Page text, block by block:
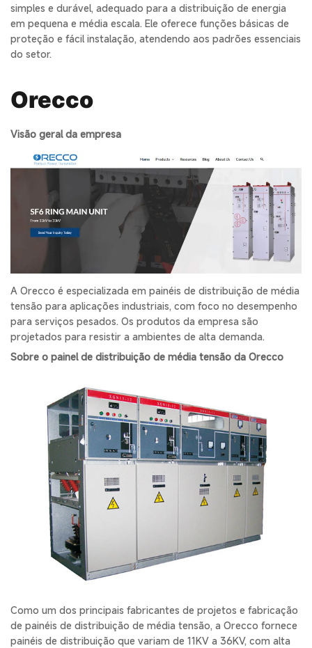
simples e durável, adequado para a distribuição de energia
em pequena e média escala. Ele oferece funções básicas de
proteção e fácil instalação, atendendo aos padrões essenciais
do setor.
Orecco
Visão geral da empresa
A Orecco é especializada em painéis de distribuição de média
tensão para aplicações industriais, com foco no desempenho
para serviços pesados. Os produtos da empresa são
projetados para resistir a ambientes de alta demanda.
Sobre o painel de distribuição de média tensão da Orecco
Como um dos principais fabricantes de projetos e fabricação
de painéis de distribuição de média tensão, a Orecco fornece
painéis de distribuição que variam de 11KV a 36KV, com alta